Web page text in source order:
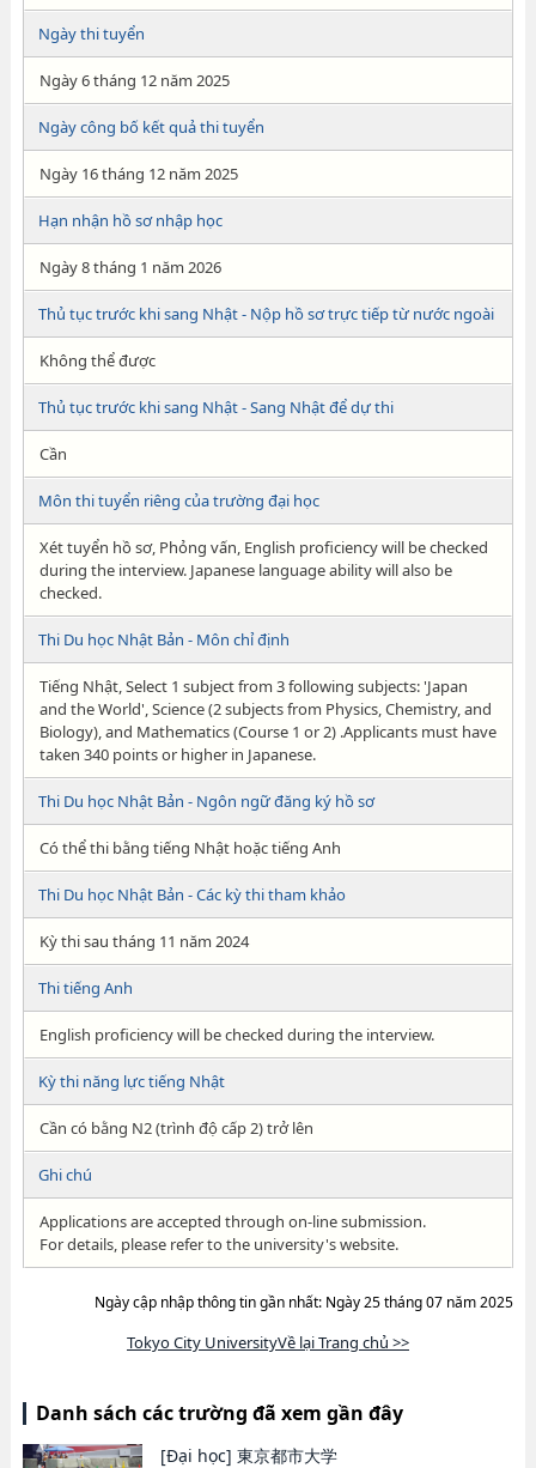
Ngày thi tuyển
Ngày 6 tháng 12 năm 2025
Ngày công bố kết quả thi tuyển
Ngày 16 tháng 12 năm 2025
Hạn nhận hồ sơ nhập học
Ngày 8 tháng 1 năm 2026
Thủ tục trước khi sang Nhật - Nộp hồ sơ trực tiếp từ nước ngoài
Không thể được
Thủ tục trước khi sang Nhật - Sang Nhật để dự thi
Cần
Môn thi tuyển riêng của trường đại học
Xét tuyển hồ sơ, Phỏng vấn, English proficiency will be checked
during the interview. Japanese language ability will also be
checked.
Thi Du học Nhật Bản - Môn chỉ định
Tiếng Nhật, Select 1 subject from 3 following subjects: 'Japan
and the World', Science (2 subjects from Physics, Chemistry, and
Biology), and Mathematics (Course 1 or 2) .Applicants must have
taken 340 points or higher in Japanese.
Thi Du học Nhật Bản - Ngôn ngữ đăng ký hồ sơ
Có thể thi bằng tiếng Nhật hoặc tiếng Anh
Thi Du học Nhật Bản - Các kỳ thi tham khảo
Kỳ thi sau tháng 11 năm 2024
Thi tiếng Anh
English proficiency will be checked during the interview.
Kỳ thi năng lực tiếng Nhật
Cần có bằng N2 (trình độ cấp 2) trở lên
Ghi chú
Applications are accepted through on-line submission.
For details, please refer to the university's website.
Ngày cập nhập thông tin gần nhất: Ngày 25 tháng 07 năm 2025
Tokyo City UniversityVề lại Trang chủ >>
Danh sách các trường đã xem gần đây
[Đại học] 東京都市大学